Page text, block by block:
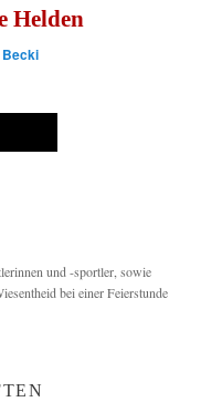
Helden
Becki
und -sportler, sowie
bei einer Feierstunde